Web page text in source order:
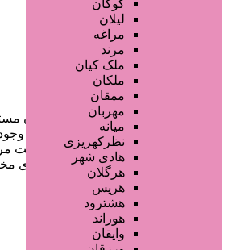
گوگان
لیلان
مراغه
مرند
ملک کیان
ملکان
ممقان
مهربان
میانه
نظرکهریزی
هادی شهر
هرگلان
هریس
هشترود
هوراند
وایقان
در سایت تبلیغاتی مرکز زیبایی کاربران
می‌گیرند و هیچ واسطه‌ای در این میان
فرمایید که در خرید و فروشِ شما سایت
نداشته و کاربران باید خودشان جنبه‌های
دسترسی سریع